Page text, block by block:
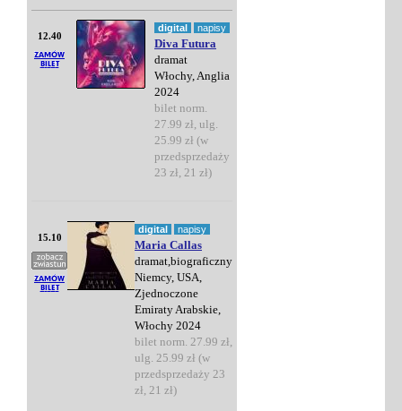
12.40
digital napisy
Diva Futura
dramat
Włochy, Anglia
2024
bilet norm.
27.99 zł, ulg.
25.99 zł (w
przedsprzedaży
23 zł, 21 zł)
15.10
digital napisy
Maria Callas
dramat,biograficzny
Niemcy, USA,
Zjednoczone
Emiraty Arabskie,
Włochy 2024
bilet norm. 27.99 zł,
ulg. 25.99 zł (w
przedsprzedaży 23
zł, 21 zł)